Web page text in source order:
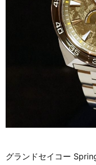
グランドセイコー